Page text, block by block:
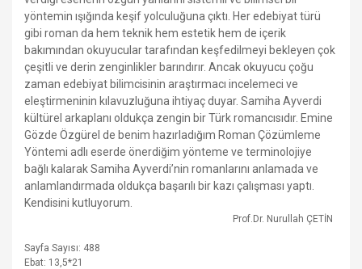
yöntemin ışığında keşif yolculuğuna çıktı. Her edebiyat türü
gibi roman da hem teknik hem estetik hem de içerik
bakımından okuyucular tarafından keşfedilmeyi bekleyen çok
çeşitli ve derin zenginlikler barındırır. Ancak okuyucu çoğu
zaman edebiyat bilimcisinin araştırmacı incelemeci ve
eleştirmeninin kılavuzluğuna ihtiyaç duyar. Samiha Ayverdi
kültürel arkaplanı oldukça zengin bir Türk romancısıdır. Emine
Gözde Özgürel de benim hazırladığım Roman Çözümleme
Yöntemi adlı eserde önerdiğim yönteme ve terminolojiye
bağlı kalarak Samiha Ayverdi’nin romanlarını anlamada ve
anlamlandırmada oldukça başarılı bir kazı çalışması yaptı.
Kendisini kutluyorum.
Prof.Dr. Nurullah ÇETİN
Sayfa Sayısı: 488
Ebat: 13,5*21